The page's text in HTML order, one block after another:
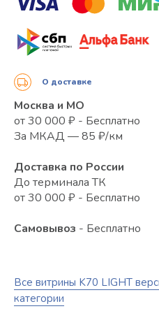
Все витрины K70 LIGHT
категории
О доставке
Москва и МО
от 30 000 ₽ - Бесплатно
За МКАД — 85 ₽/км
Доставка по России
До терминала ТК
от 30 000 ₽ - Бесплатно
Самовывоз - Бесплатно